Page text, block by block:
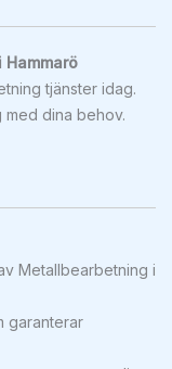
tjänster idag.
med dina behov.
Metallbearbetning i
garanterar